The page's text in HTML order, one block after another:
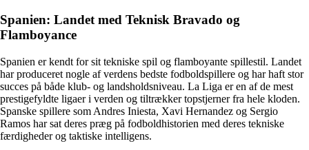
Spanien: Landet med Teknisk Bravado og
Flamboyance
Spanien er kendt for sit tekniske spil og flamboyante spillestil. Landet
har produceret nogle af verdens bedste fodboldspillere og har haft stor
succes på både klub- og landsholdsniveau. La Liga er en af de mest
prestigefyldte ligaer i verden og tiltrækker topstjerner fra hele kloden.
Spanske spillere som Andres Iniesta, Xavi Hernandez og Sergio
Ramos har sat deres præg på fodboldhistorien med deres tekniske
færdigheder og taktiske intelligens.